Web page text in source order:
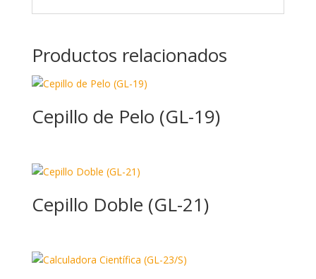
Productos relacionados
Cepillo de Pelo (GL-19)
Cepillo Doble (GL-21)